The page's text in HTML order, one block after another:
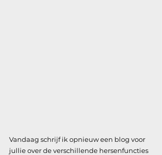
Vandaag schrijf ik opnieuw een blog voor
jullie over de verschillende hersenfuncties